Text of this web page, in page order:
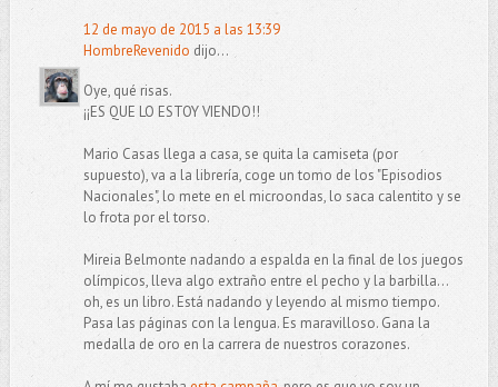
12 de mayo de 2015 a las 13:39
HombreRevenido dijo...
Oye, qué risas.
¡¡ES QUE LO ESTOY VIENDO!!
Mario Casas llega a casa, se quita la camiseta (por
supuesto), va a la librería, coge un tomo de los "Episodios
Nacionales", lo mete en el microondas, lo saca calentito y se
lo frota por el torso.
Mireia Belmonte nadando a espalda en la final de los juegos
olímpicos, lleva algo extraño entre el pecho y la barbilla...
oh, es un libro. Está nadando y leyendo al mismo tiempo.
Pasa las páginas con la lengua. Es maravilloso. Gana la
medalla de oro en la carrera de nuestros corazones.